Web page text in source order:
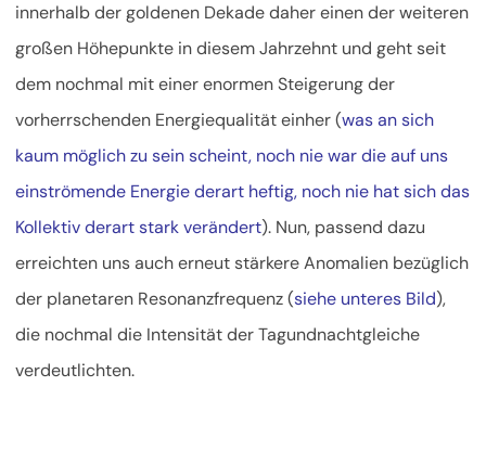
innerhalb der goldenen Dekade daher einen der weiteren
großen Höhepunkte in diesem Jahrzehnt und geht seit
dem nochmal mit einer enormen Steigerung der
vorherrschenden Energiequalität einher (was an sich
kaum möglich zu sein scheint, noch nie war die auf uns
einströmende Energie derart heftig, noch nie hat sich das
Kollektiv derart stark verändert). Nun, passend dazu
erreichten uns auch erneut stärkere Anomalien bezüglich
der planetaren Resonanzfrequenz (siehe unteres Bild),
die nochmal die Intensität der Tagundnachtgleiche
verdeutlichten.